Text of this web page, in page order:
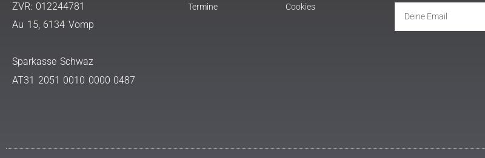
ZVR: 012244781
Au 15, 6134 Vomp
Sparkasse Schwaz
AT31 2051 0010 0000 0487
Termine
Cookies